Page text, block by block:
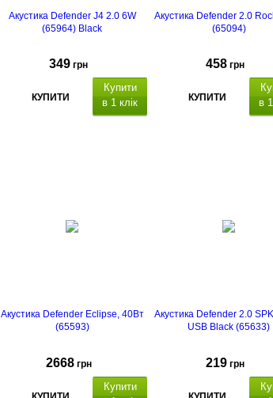
Акустика Defender J4 2.0 6W
(65964) Black
349 грн
КУПИТИ
Купити
в 1 клік
Акустика Defender 2.0
(65094)
458 грн
КУПИТИ
в
Акустика Defender Eclipse, 40Вт
(65593)
2668 грн
Купити
Акустика Defender 2.0
USB Black (65633)
219 грн